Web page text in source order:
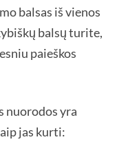
balsas iš vienos
balsų turite,
paieškos
nuorodos yra
jas kurti: